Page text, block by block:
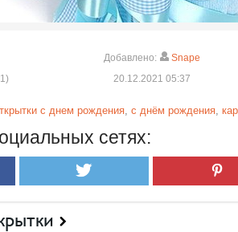
1)
Добавлено:
Snape
20.12.2021 05:37
с днем рождения, с днём рождения,
сетях: